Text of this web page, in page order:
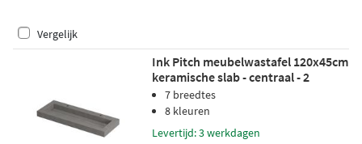
Vergelijk
Ink Pitch meubelwastafel 120x45cm
keramische slab - centraal - 2
kraangaten - armani grey mat
7 breedtes
8 kleuren
Levertijd: 3 werkdagen